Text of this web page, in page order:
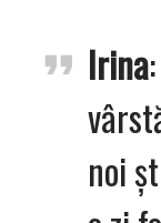
Irina
noi